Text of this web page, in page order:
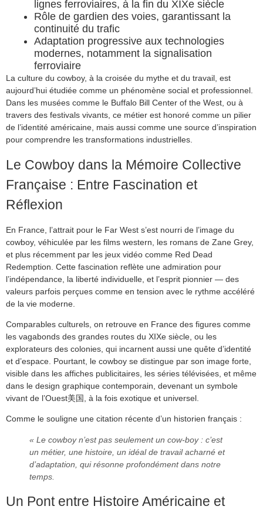
lignes ferroviaires, à la fin du XIXe siècle
Rôle de gardien des voies, garantissant la
continuité du trafic
Adaptation progressive aux technologies
modernes, notamment la signalisation
ferroviaire
La culture du cowboy, à la croisée du mythe et du travail, est
aujourd’hui étudiée comme un phénomène social et professionnel.
Dans les musées comme le Buffalo Bill Center of the West, ou à
travers des festivals vivants, ce métier est honoré comme un pilier
de l’identité américaine, mais aussi comme une source d’inspiration
pour comprendre les transformations industrielles.
Le Cowboy dans la Mémoire Collective
Française : Entre Fascination et
Réflexion
En France, l’attrait pour le Far West s’est nourri de l’image du
cowboy, véhiculée par les films western, les romans de Zane Grey,
et plus récemment par les jeux vidéo comme Red Dead
Redemption. Cette fascination reflète une admiration pour
l’indépendance, la liberté individuelle, et l’esprit pionnier — des
valeurs parfois perçues comme en tension avec le rythme accéléré
de la vie moderne.
Comparables culturels, on retrouve en France des figures comme
les vagabonds des grandes routes du XIXe siècle, ou les
explorateurs des colonies, qui incarnent aussi une quête d’identité
et d’espace. Pourtant, le cowboy se distingue par son image forte,
visible dans les affiches publicitaires, les séries télévisées, et même
dans le design graphique contemporain, devenant un symbole
vivant de l’Ouest美国, à la fois exotique et universel.
Comme le souligne une citation récente d’un historien français :
« Le cowboy n’est pas seulement un cow-boy : c’est
un métier, une histoire, un idéal de travail acharné et
d’adaptation, qui résonne profondément dans notre
temps.
Un Pont entre Histoire Américaine et